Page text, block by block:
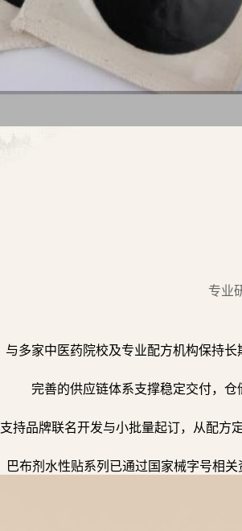
专业
与多家中医药院校及专业配方机构保持
完善的供应链体系支撑稳定交付，仓
支持品牌联名开发与小批量起订，从配方
巴布剂水性贴系列已通过国家械字号相